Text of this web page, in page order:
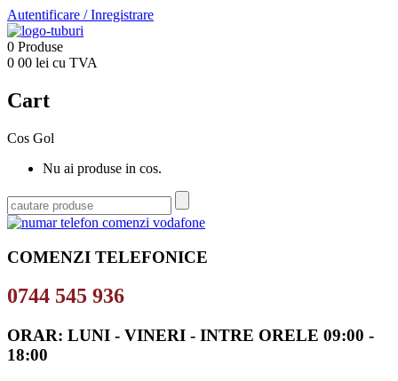
Autentificare /Inregistrare
0 Produse
0 00 lei cu TVA
Cart
Cos Gol
Nu ai produse in cos.
COMENZI TELEFONICE
0744 545 936
ORAR: LUNI - VINERI - INTRE ORELE 09:00 -
18:00